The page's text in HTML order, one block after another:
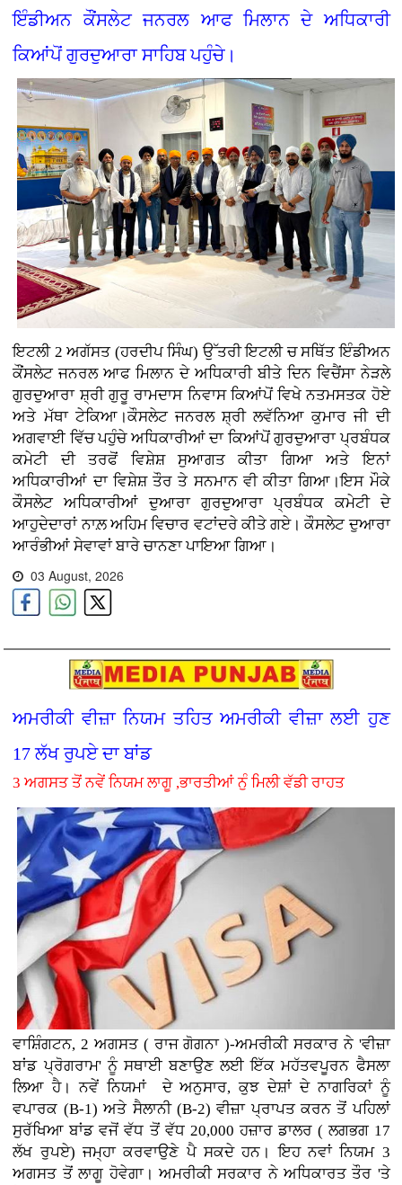
ਇੰਡੀਅਨ ਕੌਂਸਲੇਟ ਜਨਰਲ ਆਫ ਮਿਲਾਨ ਦੇ ਅਧਿਕਾਰੀ
ਕਿਆਂਪੋਂ ਗੁਰਦੁਆਰਾ ਸਾਹਿਬ ਪਹੁੰਚੇ।
ਇਟਲੀ 2 ਅਗੱਸਤ (ਹਰਦੀਪ ਸਿੰਘ) ਉੱਤਰੀ ਇਟਲੀ ਚ ਸਥਿੱਤ ਇੰਡੀਅਨ
ਕੌਂਸਲੇਟ ਜਨਰਲ ਆਫ ਮਿਲਾਨ ਦੇ ਅਧਿਕਾਰੀ ਬੀਤੇ ਦਿਨ ਵਿਚੈਂਸਾ ਨੇੜਲੇ
ਗੁਰਦੁਆਰਾ ਸ਼੍ਰੀ ਗੁਰੂ ਰਾਮਦਾਸ ਨਿਵਾਸ ਕਿਆਂਪੋਂ ਵਿਖੇ ਨਤਮਸਤਕ ਹੋਏ
ਅਤੇ ਮੱਥਾ ਟੇਕਿਆ।ਕੌਸਲੇਟ ਜਨਰਲ ਸ਼੍ਰੀ ਲਵੱਨਿਆ ਕੁਮਾਰ ਜੀ ਦੀ
ਅਗਵਾਈ ਵਿੱਚ ਪਹੁੰਚੇ ਅਧਿਕਾਰੀਆਂ ਦਾ ਕਿਆਂਪੋਂ ਗੁਰਦੁਆਰਾ ਪ੍ਰਬੰਧਕ
ਕਮੇਟੀ ਦੀ ਤਰਫੋਂ ਵਿਸ਼ੇਸ਼ ਸੁਆਗਤ ਕੀਤਾ ਗਿਆ ਅਤੇ ਇਨਾਂ
ਅਧਿਕਾਰੀਆਂ ਦਾ ਵਿਸ਼ੇਸ਼ ਤੌਰ ਤੇ ਸਨਮਾਨ ਵੀ ਕੀਤਾ ਗਿਆ।ਇਸ ਮੌਕੇ
ਕੌਸਲੇਟ ਅਧਿਕਾਰੀਆਂ ਦੁਆਰਾ ਗੁਰਦੁਆਰਾ ਪ੍ਰਬੰਧਕ ਕਮੇਟੀ ਦੇ
ਆਹੁਦੇਦਾਰਾਂ ਨਾਲ਼ ਅਹਿਮ ਵਿਚਾਰ ਵਟਾਂਦਰੇ ਕੀਤੇ ਗਏ। ਕੌਸਲੇਟ ਦੁਆਰਾ
ਆਰੰਭੀਆਂ ਸੇਵਾਵਾਂ ਬਾਰੇ ਚਾਨਣਾ ਪਾਇਆ ਗਿਆ।
03 August, 2026
ਅਮਰੀਕੀ ਵੀਜ਼ਾ ਨਿਯਮ ਤਹਿਤ ਅਮਰੀਕੀ ਵੀਜ਼ਾ ਲਈ ਹੁਣ
17 ਲੱਖ ਰੁਪਏ ਦਾ ਬਾਂਡ
3 ਅਗਸਤ ਤੋਂ ਨਵੇਂ ਨਿਯਮ ਲਾਗੂ ,ਭਾਰਤੀਆਂ ਨੁੰ ਮਿਲੀ ਵੱਡੀ ਰਾਹਤ
ਵਾਸ਼ਿੰਗਟਨ, 2 ਅਗਸਤ ( ਰਾਜ ਗੋਗਨਾ )-ਅਮਰੀਕੀ ਸਰਕਾਰ ਨੇ 'ਵੀਜ਼ਾ
ਬਾਂਡ ਪ੍ਰੋਗਰਾਮ' ਨੂੰ ਸਥਾਈ ਬਣਾਉਣ ਲਈ ਇੱਕ ਮਹੱਤਵਪੂਰਨ ਫੈਸਲਾ
ਲਿਆ ਹੈ। ਨਵੇਂ ਨਿਯਮਾਂ ਦੇ ਅਨੁਸਾਰ, ਕੁਝ ਦੇਸ਼ਾਂ ਦੇ ਨਾਗਰਿਕਾਂ ਨੂੰ
ਵਪਾਰਕ (B-1) ਅਤੇ ਸੈਲਾਨੀ (B-2) ਵੀਜ਼ਾ ਪ੍ਰਾਪਤ ਕਰਨ ਤੋਂ ਪਹਿਲਾਂ
ਸੁਰੱਖਿਆ ਬਾਂਡ ਵਜੋਂ ਵੱਧ ਤੋਂ ਵੱਧ 20,000 ਹਜ਼ਾਰ ਡਾਲਰ ( ਲਗਭਗ 17
ਲੱਖ ਰੁਪਏ) ਜਮ੍ਹਾ ਕਰਵਾਉਣੇ ਪੈ ਸਕਦੇ ਹਨ। ਇਹ ਨਵਾਂ ਨਿਯਮ 3
ਅਗਸਤ ਤੋਂ ਲਾਗੂ ਹੋਵੇਗਾ। ਅਮਰੀਕੀ ਸਰਕਾਰ ਨੇ ਅਧਿਕਾਰਤ ਤੌਰ 'ਤੇ